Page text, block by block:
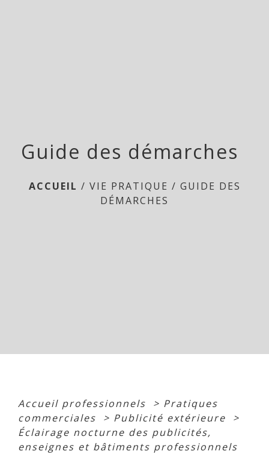
Guide des démarches
ACCUEIL / VIE PRATIQUE / GUIDE DES
DÉMARCHES
Accueil professionnels > Pratiques
commerciales
> Publicité extérieure
>
Éclairage nocturne des publicités,
enseignes et bâtiments professionnels